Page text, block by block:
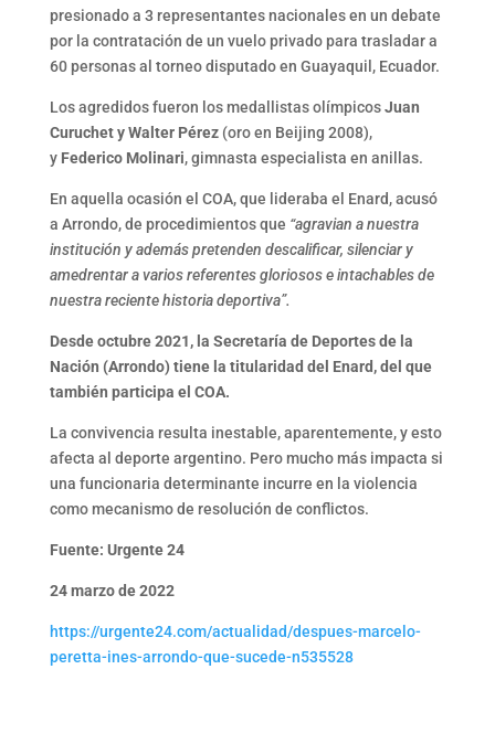
presionado a 3 representantes nacionales en un debate
por la contratación de un vuelo privado para trasladar a
60 personas al torneo disputado en Guayaquil, Ecuador.
Los agredidos fueron los medallistas olímpicosJuan
Curuchet y Walter Pérez(oro en Beijing 2008),
y Federico Molinari, gimnasta especialista en anillas.
En aquella ocasión el COA, que lideraba el Enard, acusó
a Arrondo, de procedimientos que “agravian a nuestra
institución y además pretenden descalificar, silenciar y
amedrentar a varios referentes gloriosos e intachables de
nuestra reciente historia deportiva”.
Desde octubre 2021, la Secretaría de Deportes de la
Nación (Arrondo) tiene la titularidad del Enard, del que
también participa el COA.
La convivencia resulta inestable, aparentemente, y esto
afecta al deporte argentino. Pero mucho más impacta si
una funcionaria determinante incurre en la violencia
como mecanismo de resolución de conflictos.
Fuente: Urgente 24
24 marzo de 2022
https://urgente24.com/actualidad/despues-marcelo-
peretta-ines-arrondo-que-sucede-n535528